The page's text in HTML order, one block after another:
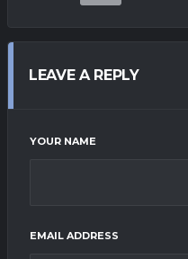
LEAVE A REPLY
YOUR NAME
EMAIL ADDRESS